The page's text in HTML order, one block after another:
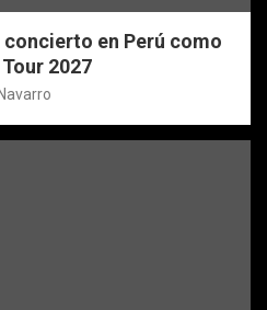
en Perú como
2027